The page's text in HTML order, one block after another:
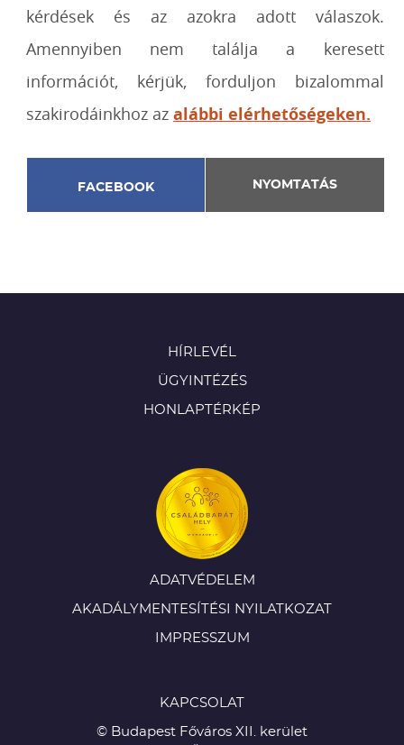
kérdések és az azokra adott válaszok.
Amennyiben nem találja a keresett
információt, kérjük, forduljon bizalommal
szakirodáinkhoz azalábbi elérhetőségeken.
FACEBOOK NYOMTATÁS
HÍRLEVÉL
ÜGYINTÉZÉS
HONLAPTÉRKÉP
ADATVÉDELEM
AKADÁLYMENTESÍTÉSI NYILATKOZAT
IMPRESSZUM
KAPCSOLAT
© Budapest Főváros XII. kerület